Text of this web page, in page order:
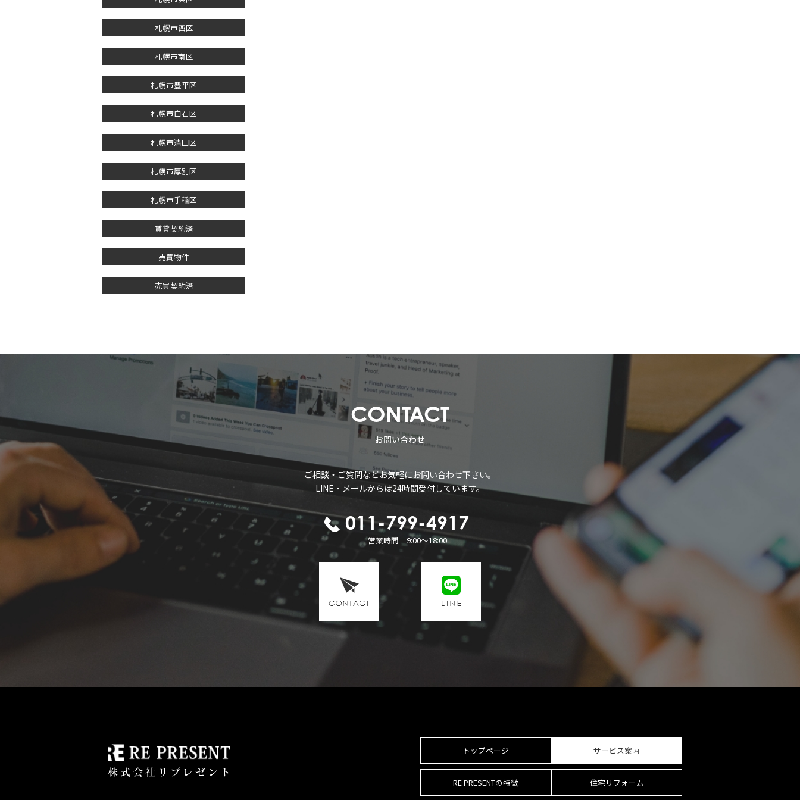
札幌市西区
札幌市南区
札幌市豊平区
札幌市白石区
札幌市清田区
札幌市厚別区
札幌市手稲区
賃貸契約済
売買物件
売買契約済
CONTACT
お問い合わせ
ご相談・ご質問などお気軽にお問い合わせ下さい。
LINE・メールからは24時間受付しています。
011-799-4917
営業時間 9:00～18:00
トップページ
RE PRESENTの特徴
サービス案内
住宅リフォーム